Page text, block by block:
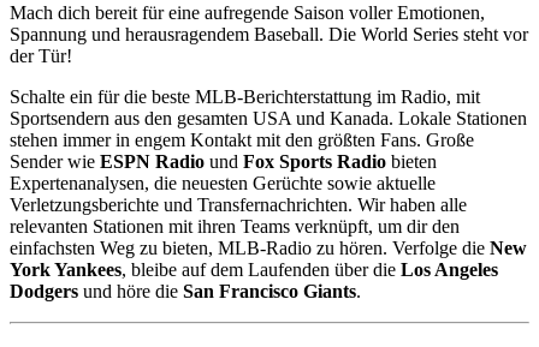
Mach dich bereit für eine aufregende Saison voller Emotionen,
Spannung und herausragendem Baseball. Die World Series steht vor
der Tür!
Schalte ein für die beste MLB-Berichterstattung im Radio, mit
Sportsendern aus den gesamten USA und Kanada. Lokale Stationen
stehen immer in engem Kontakt mit den größten Fans. Große
Sender wie ESPN Radio und Fox Sports Radio bieten
Expertenanalysen, die neuesten Gerüchte sowie aktuelle
Verletzungsberichte und Transfernachrichten. Wir haben alle
relevanten Stationen mit ihren Teams verknüpft, um dir den
einfachsten Weg zu bieten, MLB-Radio zu hören. Verfolge die New
York Yankees, bleibe auf dem Laufenden über die Los Angeles
Dodgers und höre die San Francisco Giants.